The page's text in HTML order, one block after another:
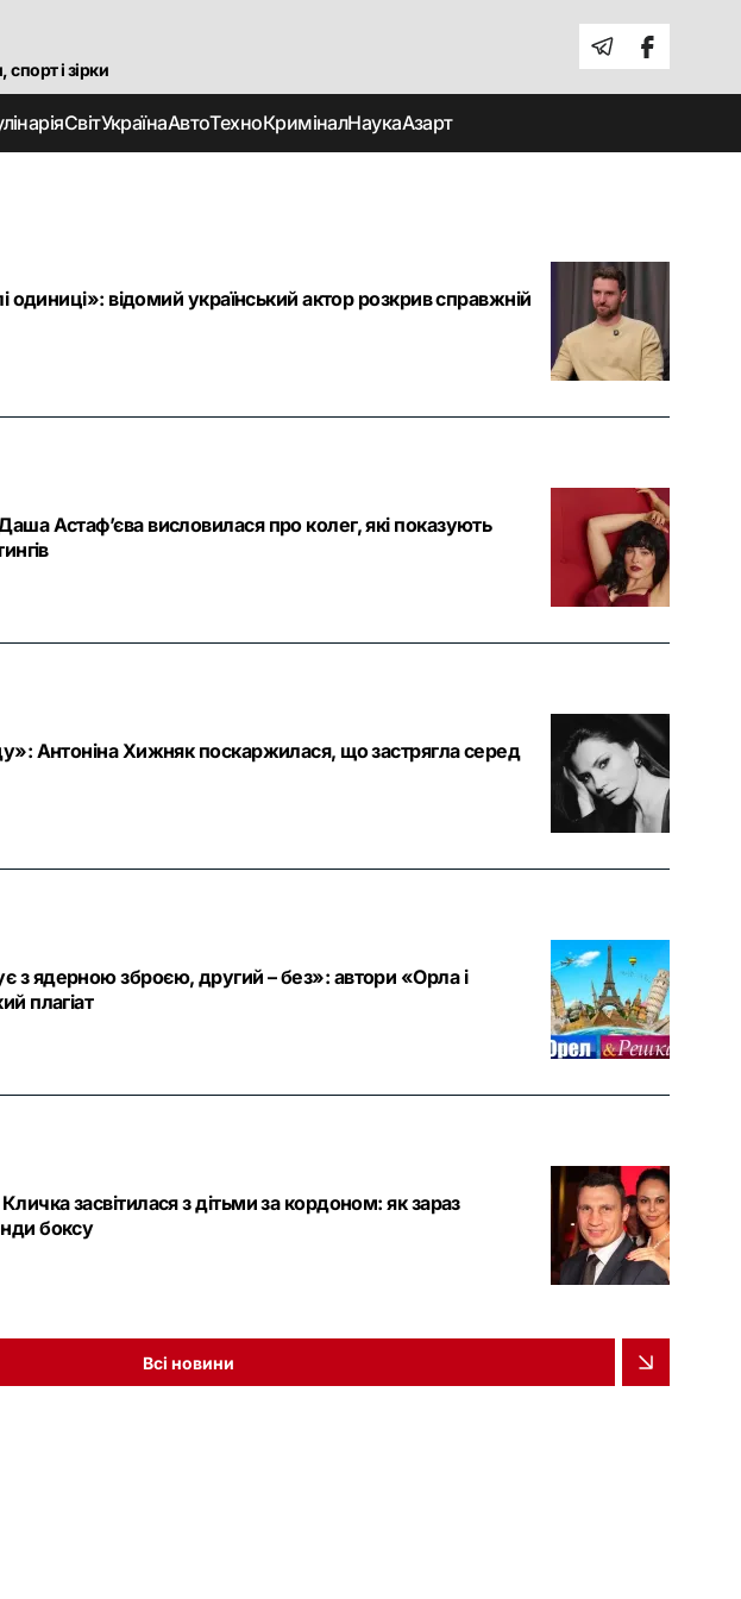
і зірки
СвітУкраїнаАвтоТехноКриміналНаукаАзарт
одиниці»: відомий український актор розкрив справжній
Астаф’єва висловилася про колег, які показують
Антоніна Хижняк поскаржилася, що застрягла серед
ядерною зброєю, другий – без»: автори «Орла і
плагіат
засвітилася з дітьми за кордоном: як зараз
боксу
Всі новини